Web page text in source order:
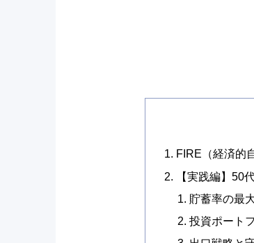
FIRE（経済的
【実践編】50
貯蓄率の最
投資ポート